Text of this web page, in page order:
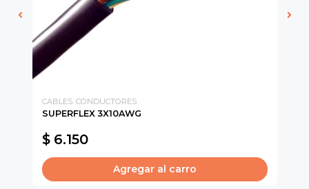
CABLES. CONDUCTORES
SUPERFLEX 3X10AWG
$ 6.150
Agregar al carro